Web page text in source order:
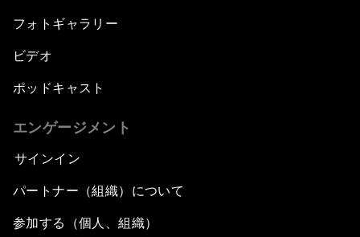
フォトギャラリー
ビデオ
ポッドキャスト
エンゲージメント
サインイン
パートナー（組織）について
参加する（個人、組織）